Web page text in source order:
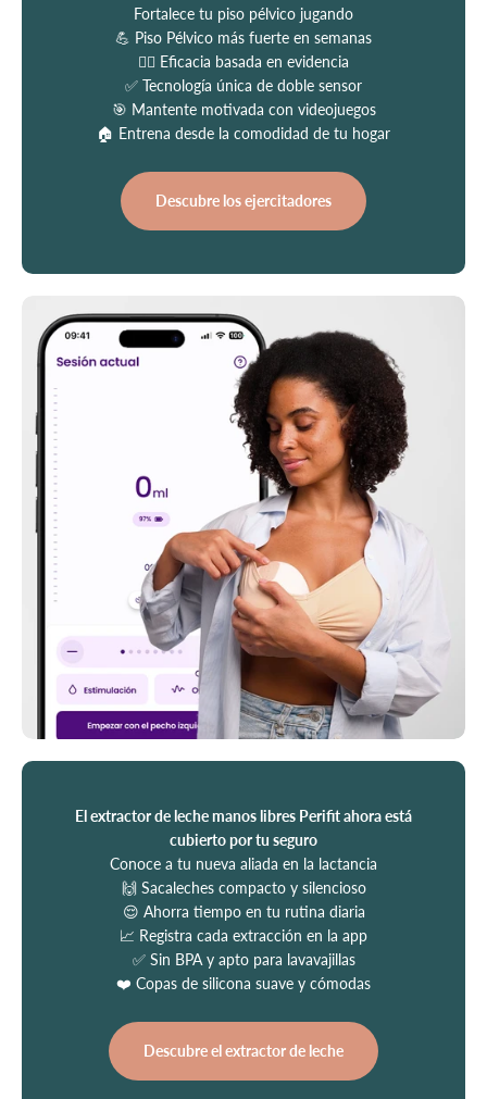
Fortalece tu piso pélvico jugando
💪 Piso Pélvico más fuerte en semanas
🧑‍⚕️ Eficacia basada en evidencia
✅ Tecnología única de doble sensor
🎯 Mantente motivada con videojuegos
🏠 Entrena desde la comodidad de tu hogar
Descubre los ejercitadores
El extractor de leche manos libres Perifit ahora está
cubierto por tu seguro
Conoce a tu nueva aliada en la lactancia
🙌 Sacaleches compacto y silencioso
😌 Ahorra tiempo en tu rutina diaria
📈 Registra cada extracción en la app
✅ Sin BPA y apto para lavavajillas
❤️ Copas de silicona suave y cómodas
Descubre el extractor de leche